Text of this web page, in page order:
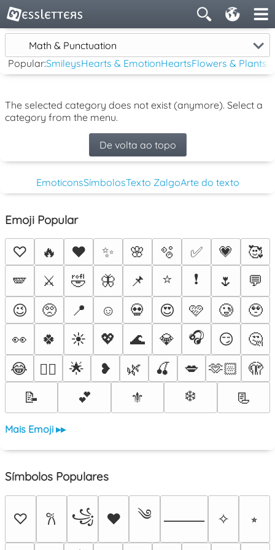
Math & Punctuation
Popular:SmileysHearts & EmotionHeartsFlowers & Plants
The selected category does not exist (anymore). Select a
category from the menu.
De volta ao topo
EmoticonsSímbolosTexto ZalgoArte do texto
Emoji Popular
♡ 🔥 ❤️ ✨ 🌸 🫧 ✅ 💗
🥰
🪽
⚔️ 🤣 🦋 📌 ⭐ ❗ 🌷
💬
😉
🥺 📍 ☺️ 💀 😍 🩷 🥲
🥹
👀
🍀 ☀️ 💖 🌊 💎 🎧 😏
🤔
😂
❤️‍🔥 🌟 ❥ 🌿 🍒 💋 🫶🏻
🫣
📝
💕 ⚜️ ❄️ 📃
Mais Emoji ▸▸
Símbolos Populares
♡ 𐙚 ꧁ ♥ ༄ ⸻ ✧ ⭒